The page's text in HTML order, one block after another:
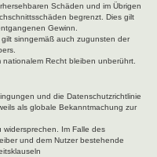
Schäden und im Übrigen
begrenzt. Dies gilt
Gewinn.
sinngemäß auch zugunsten der
Recht bleiben unberührt.
und die Datenschutzrichtlinie
als globale Bekanntmachung zur
Im Falle des
und dem Nutzer bestehende